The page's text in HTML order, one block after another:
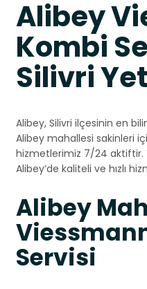
Alibey
Kombi
Silivri
Alibey, Silivri ilçesinin en
Alibey mahallesi sakinleri
hizmetlerimiz 7/24 aktiftir.
Alibey’de kaliteli ve hızlı
Alibey
Servisi